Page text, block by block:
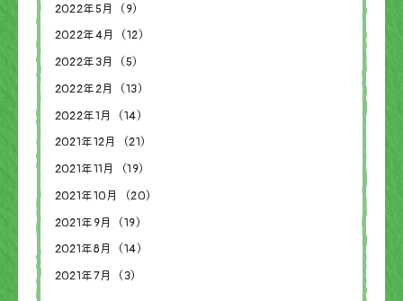
2022年5月（9）
2022年4月（12）
2022年3月（5）
2022年2月（13）
2022年1月（14）
2021年12月（21）
2021年11月（19）
2021年10月（20）
2021年9月（19）
2021年8月（14）
2021年7月（3）